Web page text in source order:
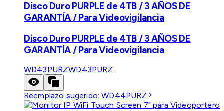
Disco Duro PURPLE de 4TB / 3 AÑOS DE
GARANTÍA / Para Videovigilancia
Disco Duro PURPLE de 4TB / 3 AÑOS DE
GARANTÍA / Para Videovigilancia
WD43PURZWD43PURZ
Reemplazo sugerido:WD44PURZ